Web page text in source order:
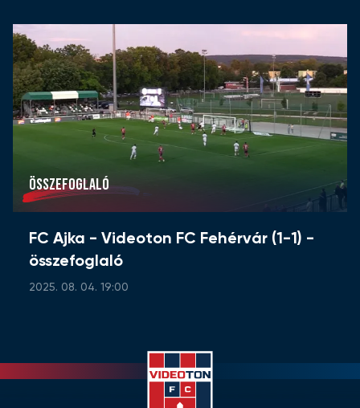
ÖSSZEFOGLALÓ
FC Ajka - Videoton FC Fehérvár (1-1) -
összefoglaló
2025. 08. 04. 19:00